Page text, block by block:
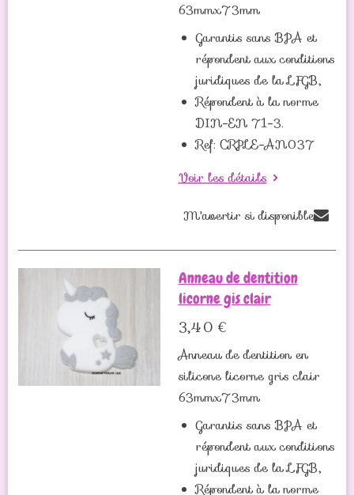
63mmx73mm
Garantis sans BPA et
répondent aux conditions
juridiques de la LFGB,
Répondent à la norme
DIN-EN 71-3.
Ref: CRPLE-AN037
Voir les détails
M'avertir si disponible
Anneau de dentition
licorne gis clair
3,40 €
Anneau de dentition en
silicone licorne gris clair
63mmx73mm
Garantis sans BPA et
répondent aux conditions
juridiques de la LFGB,
Répondent à la norme